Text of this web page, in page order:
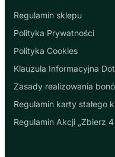
Regulamin sklepu
Polityka Prywatności
Polityka Cookies
Klauzula Informacyjna
Zasady realizowania
Regulamin karty stałego
Regulamin Akcji „Zbierz